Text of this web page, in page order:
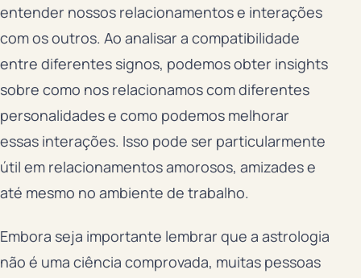
entender nossos relacionamentos e interações
com os outros. Ao analisar a compatibilidade
entre diferentes signos, podemos obter insights
sobre como nos relacionamos com diferentes
personalidades e como podemos melhorar
essas interações. Isso pode ser particularmente
útil em relacionamentos amorosos, amizades e
até mesmo no ambiente de trabalho.
Embora seja importante lembrar que a astrologia
não é uma ciência comprovada, muitas pessoas